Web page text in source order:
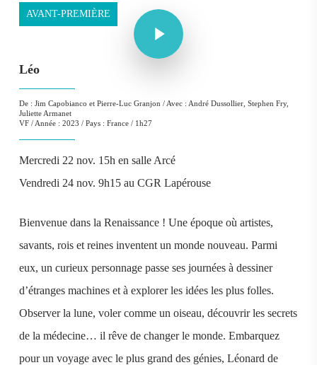
AVANT-PREMIÈRE Play Video
Léo
De : Jim Capobianco et Pierre-Luc Granjon / Avec : André Dussollier, Stephen Fry,
Juliette Armanet
VF / Année : 2023 / Pays : France / 1h27
Mercredi 22 nov. 15h en salle Arcé
Vendredi 24 nov. 9h15 au CGR Lapérouse
Bienvenue dans la Renaissance ! Une époque où artistes,
savants, rois et reines inventent un monde nouveau. Parmi
eux, un curieux personnage passe ses journées à dessiner
d’étranges machines et à explorer les idées les plus folles.
Observer la lune, voler comme un oiseau, découvrir les secrets
de la médecine… il rêve de changer le monde. Embarquez
pour un voyage avec le plus grand des génies, Léonard de